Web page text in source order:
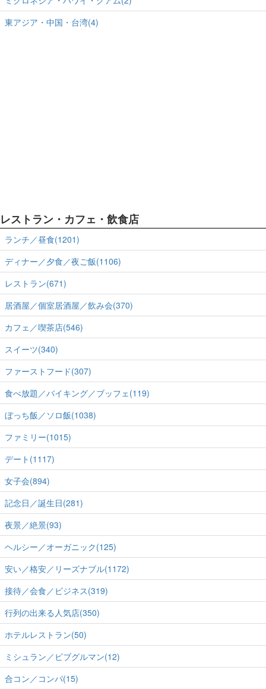
東アジア・中国・台湾(4)
レストラン・カフェ・飲食店
ランチ／昼食(1201)
ディナー／夕食／夜ご飯(1106)
レストラン(671)
居酒屋／個室居酒屋／飲み会(370)
カフェ／喫茶店(546)
スイーツ(340)
ファーストフード(307)
食べ放題／バイキング／ブッフェ(119)
ぼっち飯／ソロ飯(1038)
ファミリー(1015)
デート(1117)
女子会(894)
記念日／誕生日(281)
夜景／絶景(93)
ヘルシー／オーガニック(125)
安い／格安／リーズナブル(1172)
接待／会食／ビジネス(319)
行列の出来る人気店(350)
ホテルレストラン(50)
ミシュラン／ビブグルマン(12)
合コン／コンパ(15)